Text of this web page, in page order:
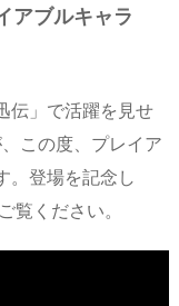
アブルキャラ
伝」で活躍を見せ
この度、プレイア
。登場を記念し
覧ください。